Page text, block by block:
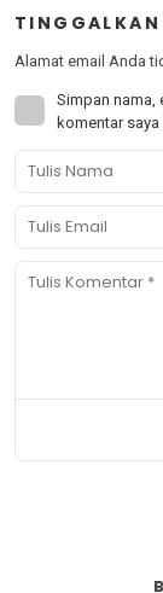
Alamat email Anda
Simpan nama,
komentar